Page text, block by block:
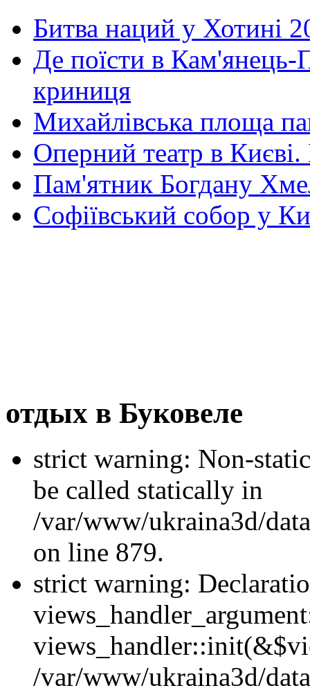
Битва наций у Хотині
Де поїсти в Кам'янець-
криниця
Михайлівська площа
Оперний театр в
Пам'ятник Богдану
Софіївський собор у
отдых в Буковеле
strict warning: Non-
be called statically in
/var/www/ukraina3d/
on line 879.
strict warning:
/var/www/ukraina3d/